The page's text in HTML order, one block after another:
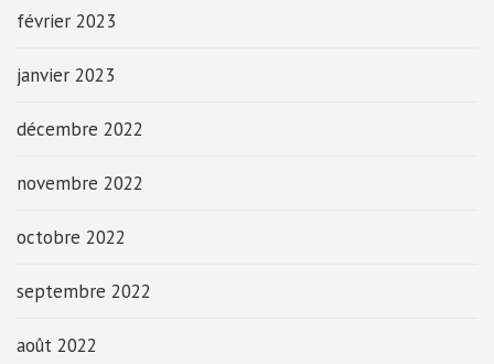
février 2023
janvier 2023
décembre 2022
novembre 2022
octobre 2022
septembre 2022
août 2022